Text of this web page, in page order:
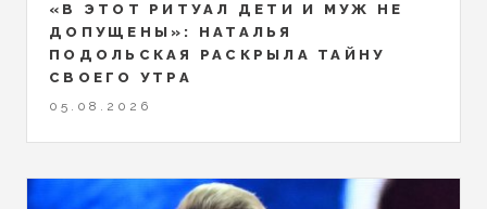
«В ЭТОТ РИТУАЛ ДЕТИ И МУЖ НЕ
ДОПУЩЕНЫ»: НАТАЛЬЯ
ПОДОЛЬСКАЯ РАСКРЫЛА ТАЙНУ
СВОЕГО УТРА
05.08.2026